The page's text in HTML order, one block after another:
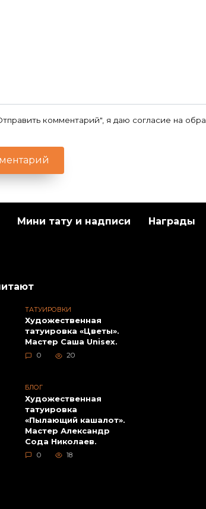
комментарий", я даю согласие на
семья.
Мини тату и надписи Награды
ТАТУИРОВКИ
Художественная
татуировка «Цветы».
Мастер Саша Unisex.
0 20
БЛОГ
Художественная
татуировка
«Пылающий кашалот».
Мастер Александр
Сода Николаев.
0 18